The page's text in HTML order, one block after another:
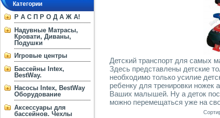
Категории
Р А С П Р О Д А Ж А!
Надувные Матрасы,
Кровати, Диваны,
Подушки
Игровые центры
Бассейны Intex,
BestWay.
Насосы Intex, BestWay
Оборудование
Аксессуары для
бассейнов. Чехлы
Детский транспорт для самых
Здесь представлены детские
необходимо только усилие
ребенку для тренировки ножек
Ваших малышей. Ну а деток
можно перемещаться уже на